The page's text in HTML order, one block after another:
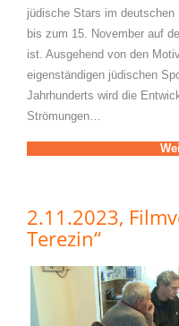
jüdische Stars im deutschen
bis zum 15. November auf
ist. Ausgehend von den
eigenständigen jüdischen
Jahrhunderts wird die
Strömungen…
2.11.2023,
Terezin“